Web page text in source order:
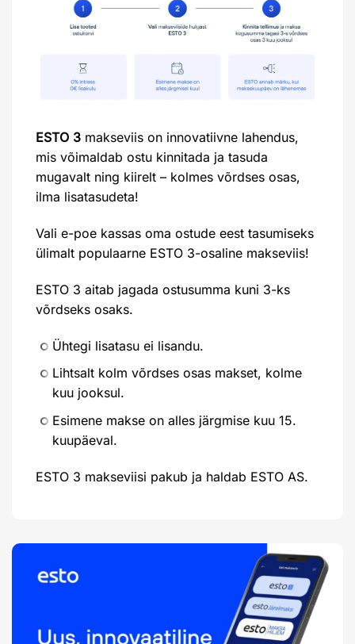
ESTO 3 makseviis on innovatiivne lahendus,
mis võimaldab ostu kinnitada ja tasuda
mugavalt ning kiirelt – kolmes võrdses osas,
ilma lisatasudeta!
Vali e-poe kassas oma ostude eest tasumiseks
ülimalt populaarne ESTO 3-osaline makseviis!
ESTO 3 aitab jagada ostusumma kuni 3-ks
võrdseks osaks.
Ühtegi lisatasu ei lisandu.
Lihtsalt kolm võrdses osas makset, kolme
kuu jooksul.
Esimene makse on alles järgmise kuu 15.
kuupäeval.
ESTO 3 makseviisi pakub ja haldab ESTO AS.